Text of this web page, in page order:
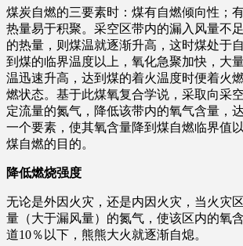
煤炭自燃的三要素时：煤有自燃倾向性；
热量易于积聚。采空区带内的漏入风量不
的热量，则煤温就逐渐升高，这时煤处于
到煤的临界温度以上，氧化急聚加快，大
温迅速升高，达到煤的着火温度时便着火
燃状态。基于此煤氧复合学说，采取向采
定流量的氮气，降低该带内的氧气含量，
一个要素，使其氧含量降到煤自燃临界值
煤自燃的目的。
降低燃烧强度
无论是外因火灾，还是内因火灾，当火灾
量（大于漏风量）的氮气，使该区内的氧
道10％以下，熊熊大火就逐渐自熄。